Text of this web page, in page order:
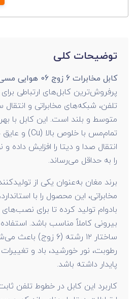
توضیحات کلی
کابل مخابرات 6 زوج 06 هوایی مسی مغان
پرفروش‌ترین کابل‌های ارتباطی
تلفن، شبکه‌های مخابراتی و
متوسط و بلند است. این کابل با
انتقال صدا و دیتا را افزایش داده و
را به حداقل می‌رساند.
برند مغان به‌عنوان یکی از
مخابراتی، این محصول را با
بادوام تولید کرده تا برای
بیرونی کاملاً مناسب باشد.
ساختار ۱۲ رشته (۶ زوج)
رطوبت، نور خورشید، باد و
پایدار داشته باشد.
کاربرد این کابل در خطوط تلفن